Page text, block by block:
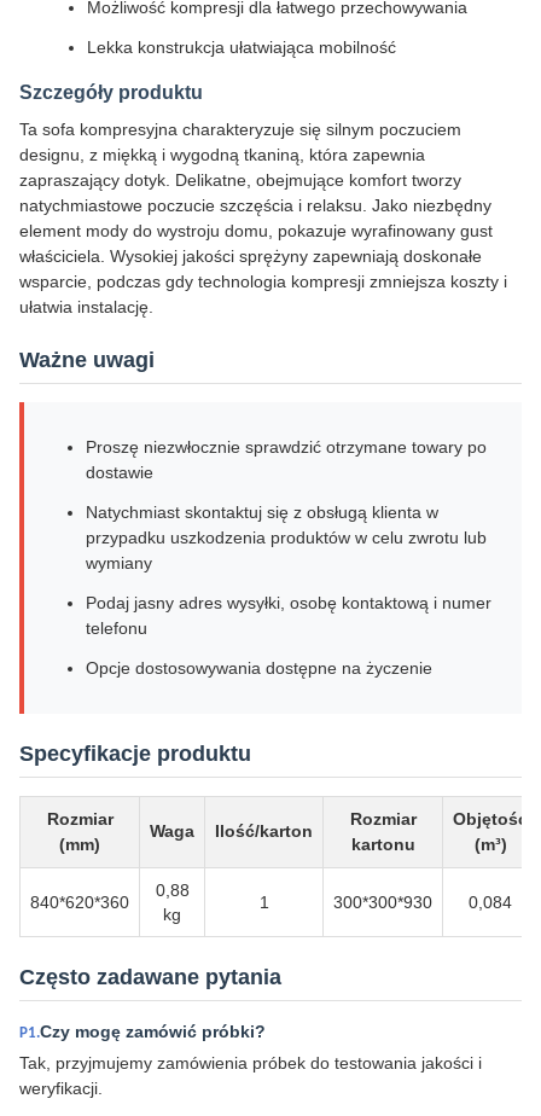
Możliwość kompresji dla łatwego przechowywania
Lekka konstrukcja ułatwiająca mobilność
Szczegóły produktu
Ta sofa kompresyjna charakteryzuje się silnym poczuciem
designu, z miękką i wygodną tkaniną, która zapewnia
zapraszający dotyk. Delikatne, obejmujące komfort tworzy
natychmiastowe poczucie szczęścia i relaksu. Jako niezbędny
element mody do wystroju domu, pokazuje wyrafinowany gust
właściciela. Wysokiej jakości sprężyny zapewniają doskonałe
wsparcie, podczas gdy technologia kompresji zmniejsza koszty i
ułatwia instalację.
Ważne uwagi
Proszę niezwłocznie sprawdzić otrzymane towary po
dostawie
Natychmiast skontaktuj się z obsługą klienta w
przypadku uszkodzenia produktów w celu zwrotu lub
wymiany
Podaj jasny adres wysyłki, osobę kontaktową i numer
telefonu
Opcje dostosowywania dostępne na życzenie
Specyfikacje produktu
Rozmiar
(mm)
Waga Ilość/karton
Rozmiar
kartonu
Objętość
(m³)
840*620*360
0,88
kg
1 300*300*930 0,084
Często zadawane pytania
P1.Czy mogę zamówić próbki?
Tak, przyjmujemy zamówienia próbek do testowania jakości i
weryfikacji.